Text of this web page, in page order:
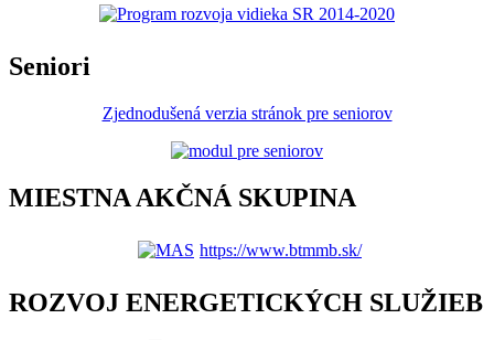
Seniori
Zjednodušená verzia stránok pre seniorov
MIESTNA AKČNÁ SKUPINA
https://www.btmmb.sk/
ROZVOJ ENERGETICKÝCH SLUŽIEB